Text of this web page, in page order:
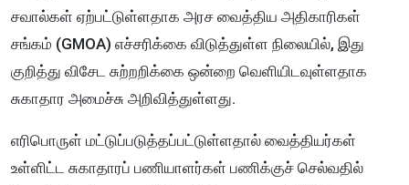
சவால்கள் ஏற்பட்டுள்ளதாக அரச வைத்திய அதிகாரிகள்
சங்கம் (GMOA) எச்சரிக்கை விடுத்துள்ள நிலையில், இது
குறித்து விசேட சுற்றறிக்கை ஒன்றை வெளியிடவுள்ளதாக
சுகாதார அமைச்சு அறிவித்துள்ளது.
எரிபொருள் மட்டுப்படுத்தப்பட்டுள்ளதால் வைத்தியர்கள்
உள்ளிட்ட சுகாதாரப் பணியாளர்கள் பணிக்குச் செல்வதில்